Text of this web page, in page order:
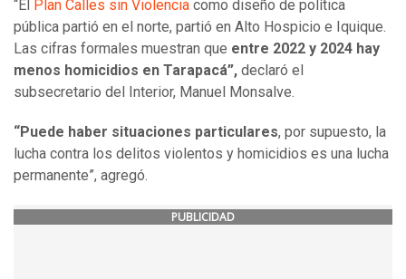
“El Plan Calles sin Violencia como diseño de política
pública partió en el norte, partió en Alto Hospicio e Iquique.
Las cifras formales muestran que entre 2022 y 2024 hay
menos homicidios en Tarapacá”, declaró el
subsecretario del Interior, Manuel Monsalve.
“Puede haber situaciones particulares, por supuesto, la
lucha contra los delitos violentos y homicidios es una lucha
permanente”, agregó.
PUBLICIDAD